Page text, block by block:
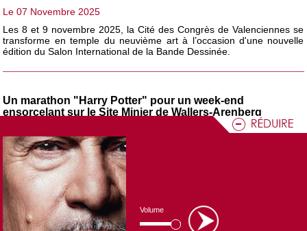
Volume
Le 07 Novembre 2025
Les 8 et 9 novembre 2025, la Cité des Congrès de Valenciennes se
transforme en temple du neuvième art à l’occasion d'une nouvelle
édition du Salon International de la Bande Dessinée.
Un marathon "Harry Potter" pour un week-end
ensorcelant sur le Site Minier de Wallers-Arenberg
À la veille d’Halloween, le site minier d’Arenberg, à Wallers, se
prépare à se transformer en Poudlard !
Vendredi 31 octobre et samedi 1er novembre, les fans du jeune
sorcier sont attendus pour un
Potter » exceptionnel, organisé dans le cadre des
Fantastiques de la Communauté d’Agglomération de La Porte du
Hainaut (CAPH).